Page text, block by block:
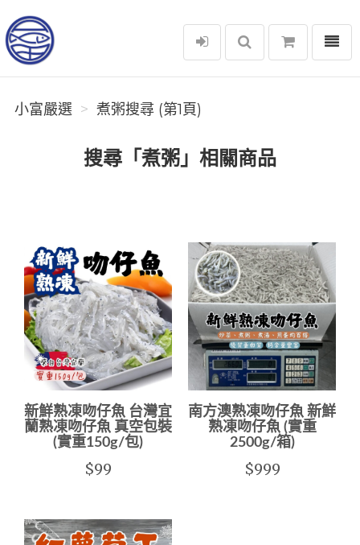
小富嚴選
選單
小富嚴選 煮粥搜尋 (第1頁)
搜尋「煮粥」相關商品
新鮮熟凍吻仔魚 台灣宜
蘭熟凍吻仔魚 真空包裝
(實重150g/包)
$99
南方澳熟凍吻仔魚 新鮮
熟凍吻仔魚 (實重
2500g/箱)
$999